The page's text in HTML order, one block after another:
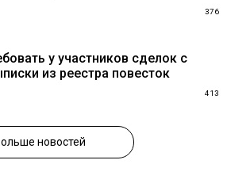
376
у участников сделок с
из реестра повесток
413
новостей